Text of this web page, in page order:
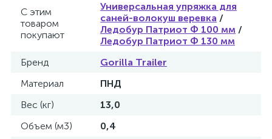
С этим
товаром
покупают
Универсальная упряжка для
саней-волокуш веревка /
Ледобур Патриот Ф 100 мм /
Ледобур Патриот Ф 130 мм
Бренд
Gorilla Trailer
Материал
ПНД
Вес (кг)
13,0
Объем (м3)
0,4